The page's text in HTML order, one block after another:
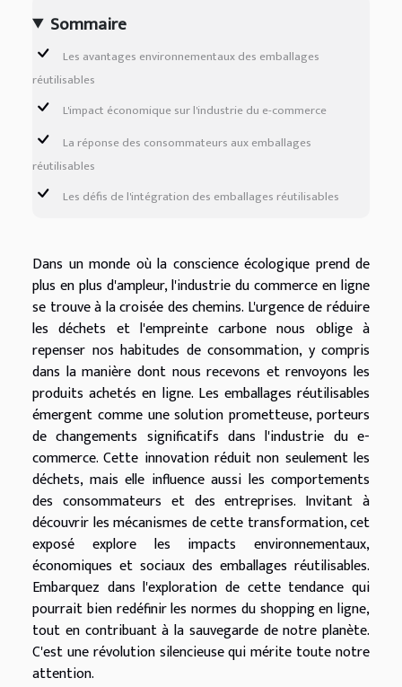
Sommaire
Les avantages environnementaux des emballages
réutilisables
L'impact économique sur l'industrie du e-commerce
La réponse des consommateurs aux emballages
réutilisables
Les défis de l'intégration des emballages réutilisables
Dans un monde où la conscience écologique prend de
plus en plus d'ampleur, l'industrie du commerce en ligne
se trouve à la croisée des chemins. L'urgence de réduire
les déchets et l'empreinte carbone nous oblige à
repenser nos habitudes de consommation, y compris
dans la manière dont nous recevons et renvoyons les
produits achetés en ligne. Les emballages réutilisables
émergent comme une solution prometteuse, porteurs
de changements significatifs dans l'industrie du e-
commerce. Cette innovation réduit non seulement les
déchets, mais elle influence aussi les comportements
des consommateurs et des entreprises. Invitant à
découvrir les mécanismes de cette transformation, cet
exposé explore les impacts environnementaux,
économiques et sociaux des emballages réutilisables.
Embarquez dans l'exploration de cette tendance qui
pourrait bien redéfinir les normes du shopping en ligne,
tout en contribuant à la sauvegarde de notre planète.
C'est une révolution silencieuse qui mérite toute notre
attention.